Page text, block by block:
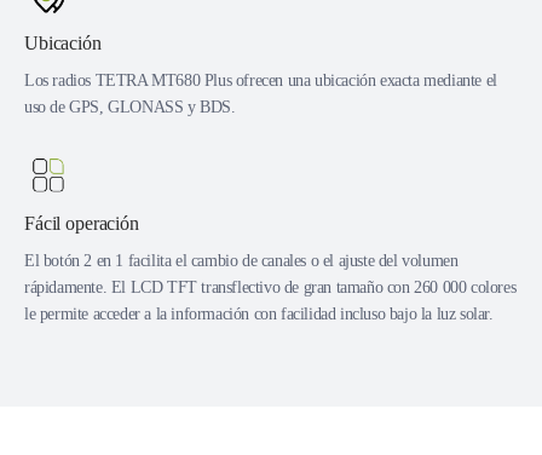
Ubicación
Los radios TETRA MT680 Plus ofrecen una ubicación exacta mediante el
uso de GPS, GLONASS y BDS.
Fácil operación
El botón 2 en 1 facilita el cambio de canales o el ajuste del volumen
rápidamente. El LCD TFT transflectivo de gran tamaño con 260 000 colores
le permite acceder a la información con facilidad incluso bajo la luz solar.